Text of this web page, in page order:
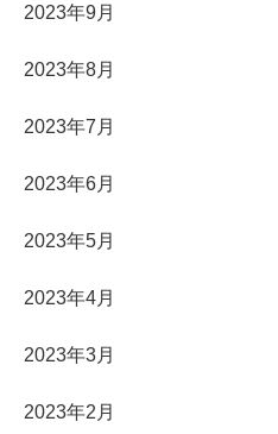
2023年9月
2023年8月
2023年7月
2023年6月
2023年5月
2023年4月
2023年3月
2023年2月